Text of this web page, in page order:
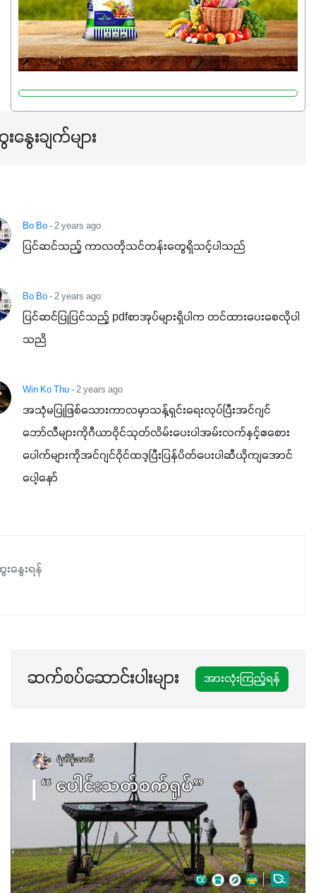
သင့်တော်တဲ့ Phosphorus 7%ပါဝင်မှုကြောင့် အပင်ရဲ့ အမြစ်
ဖွဲ့စည်းတည်ဆောက်မှုကို ပို၍သန်မာလာအောင် အားပေးပါ
တယ်။ ဒါ့အပြင် ပန်းပွင့်ခြင်း၊အသီးသီးခြင်း၊အစေ့တည်ခြင်း
လုပ်ငန်းစဉ်များကိုလည်း အားပေးပါတယ်။ လုံလောက်တဲ့
အရသာ ပိုမိုကောင်းမွန်စေဖို့အတွက် လိုအပ်တဲ့အာဟာရဓာတ်
ဖြစ်ပါတယ်။ ဟူးမစ်အက်စစ်ပါဝင်ပေါင်းစပ်ထားတဲ့အတွက်
နှံစားသီးနှံများ၊ပဲအမျိုးမျိုး၊ဟင်းသီးဟင်းရွက်နဲ့ ဥယျာဉ်ခြံသီးနှံ
အားလုံးမှာ အသုံးပြုနိုင်တယ်ဆိုတော့ တစ်မျိုးတည်းနဲ့ အားလုံး
မတ်သီးစုံကို သုံးကြပါစို့....
နွေးချက်များ
Bo Bo- 2 years ago
ပြင်ဆင်သည့် ကာလတိုသင်တန်းတွေရှိသင့်ပါသည်
Bo Bo- 2 years ago
ပြင်ဆင်ပြုပြင်သည့် pdfစာအုပ်များရှိပါက တင်ထားပေးစေလိုပါ
သညိ
Win Ko Thu- 2 years ago
အသုံမပြုဖြစ်သေားကာလမှာသန့်ရှင်းရေးလုပ်ပြီးအင်ဂျင်
ဘော်လီများကိုဂီယာဝိုင်သုတ်လိမ်းပေးပါအမ်းလက်နှင့်ဧစေား
ပေါက်များကိုအင်ဂျင်ဝိုင်ထဒ့ပြီးပြန်ပိတ်ပေးပါဆီယိုကျအောင်
ပေါ့နော်
နွေးရန်
ဆက်စပ်ဆောင်းပါးများ အားလုံးကြည့်ရန်